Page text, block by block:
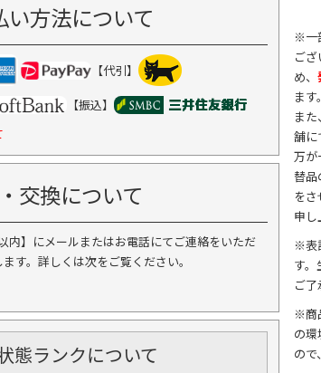
い方法について
【代引】
【振込】
交換について
内】にメールまたはお電話にてご連絡をいただ
す。詳しくは次をご覧ください。
態ランクについて
※一
ご
め、
ます
ま
舗に
万が
替品
を
申し
※表
す
ご
※商
の
の